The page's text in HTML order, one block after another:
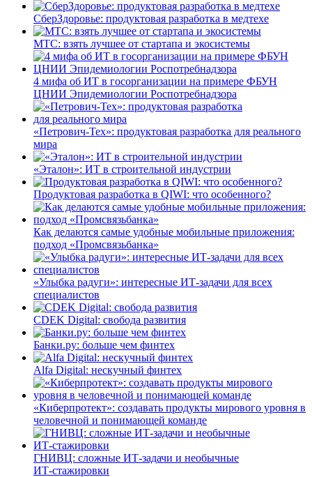
СберЗдоровье: продуктовая разработка в медтехе
МТС: взять лучшее от стартапа и экосистемы
4 мифа об ИТ в госорганизации на примере ФБУН
ЦНИИ Эпидемиологии Роспотребнадзора
«Петрович-Тех»: продуктовая разработка для реального
мира
«Эталон»: ИТ в строительной индустрии
Продуктовая разработка в QIWI: что особенного?
Как делаются самые удобные мобильные приложения:
подход «Промсвязьбанка»
«Улыбка радуги»: интересные ИТ-задачи для всех
специалистов
CDEK Digital: свобода развития
Банки.ру: больше чем финтех
Alfa Digital: нескучный финтех
«Киберпротект»: создавать продукты мирового уровня в
человечной и понимающей команде
ГНИВЦ: сложные ИТ‑задачи и необычные
ИТ‑стажировки